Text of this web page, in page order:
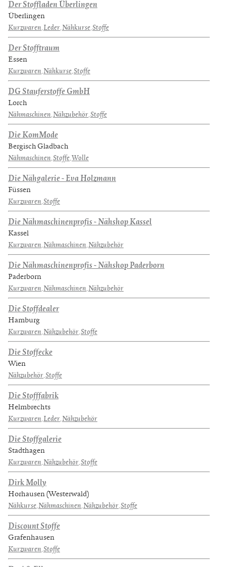
Der Stoffladen Überlingen
Überlingen
Kurzwaren,Leder,Nähkurse,Stoffe
Der Stofftraum
Essen
Kurzwaren,Nähkurse,Stoffe
DG Stauferstoffe GmbH
Lorch
Nähmaschinen,Nähzubehör,Stoffe
Die KomMode
Bergisch Gladbach
Nähmaschinen,Stoffe,Wolle
Die Nähgalerie - Eva Holzmann
Füssen
Kurzwaren,Stoffe
Die Nähmaschinenprofis - Nähshop Kassel
Kassel
Kurzwaren,Nähmaschinen,Nähzubehör
Die Nähmaschinenprofis - Nähshop Paderborn
Paderborn
Kurzwaren,Nähmaschinen,Nähzubehör
Die Stoffdealer
Hamburg
Kurzwaren,Nähzubehör,Stoffe
Die Stoffecke
Wien
Nähzubehör,Stoffe
Die Stofffabrik
Helmbrechts
Kurzwaren,Leder,Nähzubehör
Die Stoffgalerie
Stadthagen
Kurzwaren,Nähzubehör,Stoffe
Dirk Molly
Horhausen (Westerwald)
Nähkurse,Nähmaschinen,Nähzubehör,Stoffe
Discount Stoffe
Grafenhausen
Kurzwaren,Stoffe